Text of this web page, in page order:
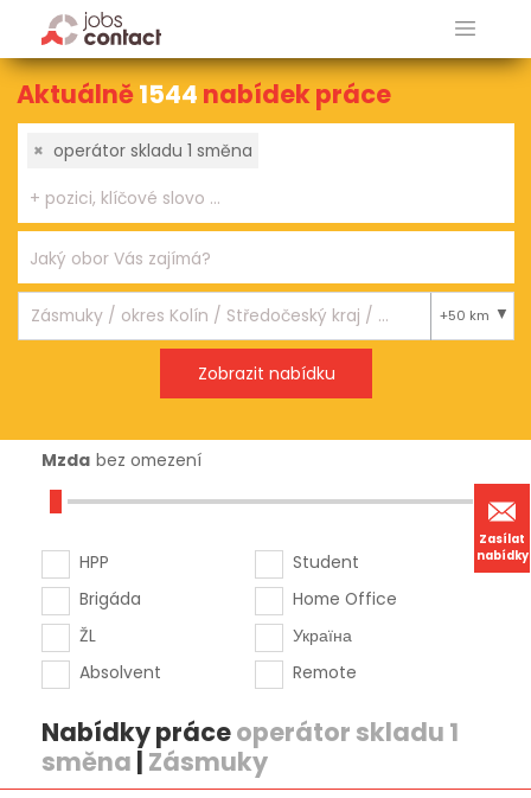
Zasílat
nabídky
Aktuálně1544 nabídek práce
× operátor skladu 1 směna
+50 km
Mzda bez omezení
HPP
Brigáda
ŽL
Absolvent
Student
Home Office
Україна
Remote
Nabídky práceoperátor skladu 1
směna | Zásmuky